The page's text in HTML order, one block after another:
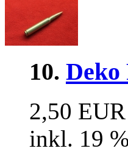
10. Deko
2,50 EUR
inkl. 19